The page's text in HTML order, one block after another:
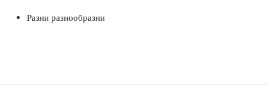
Разни разнообразни